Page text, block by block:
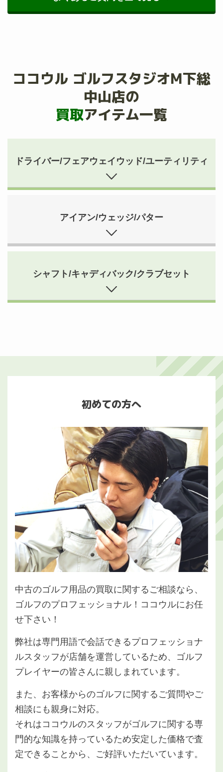
ココウル ゴルフスタジオM下総
中山店の
買取アイテム一覧
ドライバー/フェアウェイウッド/ユーティリティ
アイアン/ウェッジ/パター
シャフト/キャディバック/クラブセット
初めての方へ
中古のゴルフ用品の買取に関するご相談なら、
ゴルフのプロフェッショナル！ココウルにお任
せ下さい！
弊社は専門用語で会話できるプロフェッショナ
ルスタッフが店舗を運営しているため、ゴルフ
プレイヤーの皆さんに親しまれています。
また、お客様からのゴルフに関するご質問やご
相談にも親身に対応。
それはココウルのスタッフがゴルフに関する専
門的な知識を持っているため安定した価格で査
定できることから、ご好評いただいています。